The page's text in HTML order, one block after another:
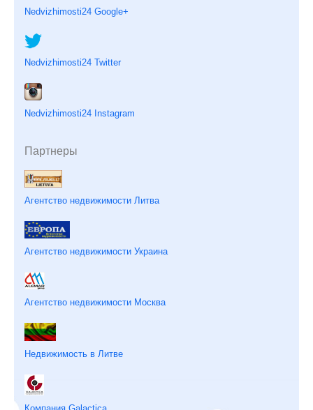
Nedvizhimosti24 Google+
Nedvizhimosti24 Twitter
Nedvizhimosti24 Instagram
Партнеры
Агентство недвижимости Литва
Агентство недвижимости Украина
Агентство недвижимости Москва
Недвижимость в Литве